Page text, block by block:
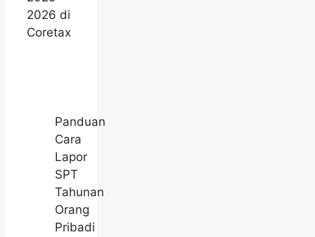
2026 di
Coretax
Panduan
Cara
Lapor
SPT
Tahunan
Orang
Pribadi